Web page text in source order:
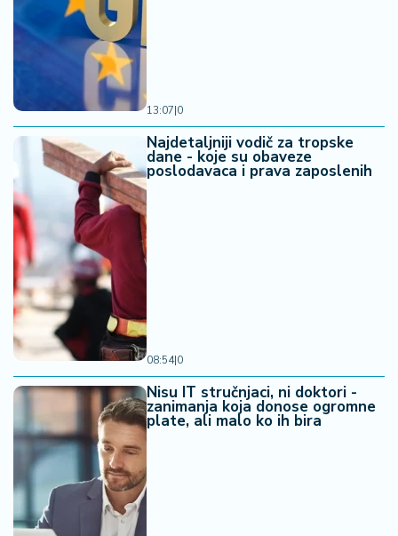
13:07|0
Najdetaljniji vodič za tropske
dane - koje su obaveze
poslodavaca i prava zaposlenih
08:54|0
Nisu IT stručnjaci, ni doktori -
zanimanja koja donose ogromne
plate, ali malo ko ih bira